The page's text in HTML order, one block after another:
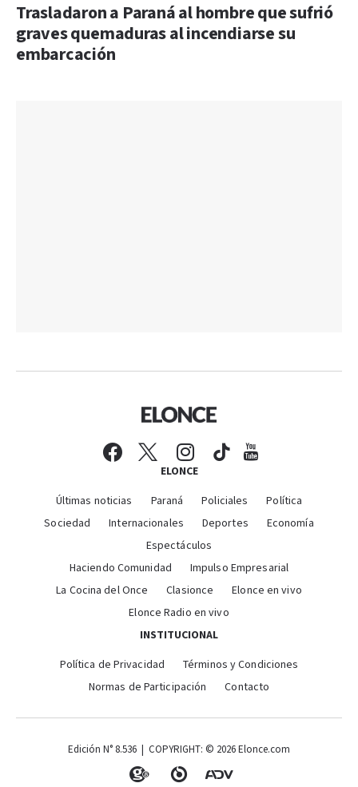
Trasladaron a Paraná al hombre que sufrió
graves quemaduras al incendiarse su
embarcación
ELONCE
Últimas noticias Paraná Policiales
Política
Sociedad
Internacionales Deportes
Economía
Espectáculos
Haciendo Comunidad
Impulso Empresarial
La Cocina del Once
Clasionce
Elonce en vivo
Elonce Radio en vivo
INSTITUCIONAL
Política de Privacidad
Términos y Condiciones
Normas de Participación
Contacto
Edición N° 8.536 | COPYRIGHT: © 2026 Elonce.com